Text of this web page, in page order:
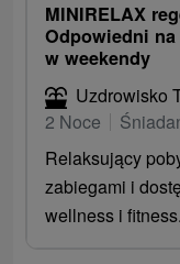
MINIRELAX
Odpowiedni
w weekendy
Uzdrowisko
2 Noce
Relaksujący
zabiegami i
wellness i fitness.